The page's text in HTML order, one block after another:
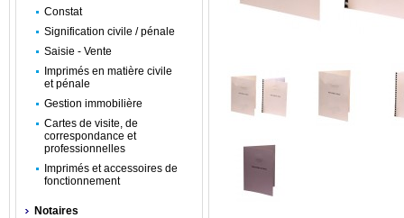
Constat
Signification civile / pénale
Saisie - Vente
Imprimés en matière civile
et pénale
Gestion immobilière
Cartes de visite, de
correspondance et
professionnelles
Imprimés et accessoires de
fonctionnement
Notaires